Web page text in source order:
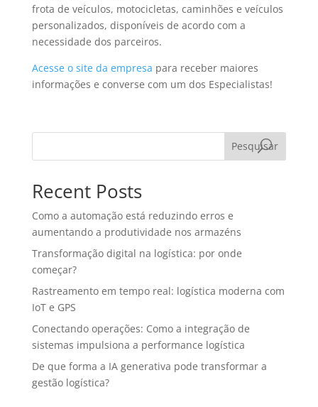
frota de veículos, motocicletas, caminhões e veículos
personalizados, disponíveis de acordo com a
necessidade dos parceiros.
Acesse o site da empresa para receber maiores
informações e converse com um dos Especialistas!
Pesquisar
Recent Posts
Como a automação está reduzindo erros e
aumentando a produtividade nos armazéns
Transformação digital na logística: por onde
começar?
Rastreamento em tempo real: logística moderna com
IoT e GPS
Conectando operações: Como a integração de
sistemas impulsiona a performance logística
De que forma a IA generativa pode transformar a
gestão logística?